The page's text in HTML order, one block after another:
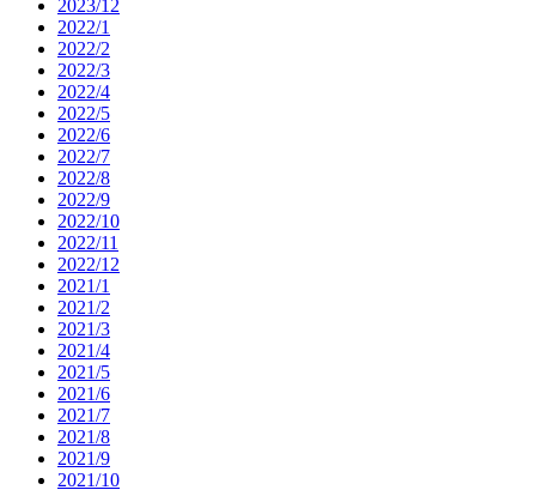
2023/12
2022/1
2022/2
2022/3
2022/4
2022/5
2022/6
2022/7
2022/8
2022/9
2022/10
2022/11
2022/12
2021/1
2021/2
2021/3
2021/4
2021/5
2021/6
2021/7
2021/8
2021/9
2021/10